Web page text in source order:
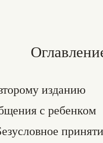
изданию
с ребенком